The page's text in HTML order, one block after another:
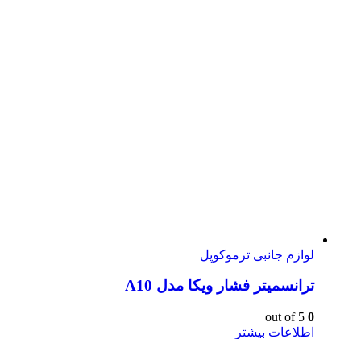
لوازم جانبی ترموکوپل
ترانسمیتر فشار ویکا مدل A10
0
اطلاعات بیشتر